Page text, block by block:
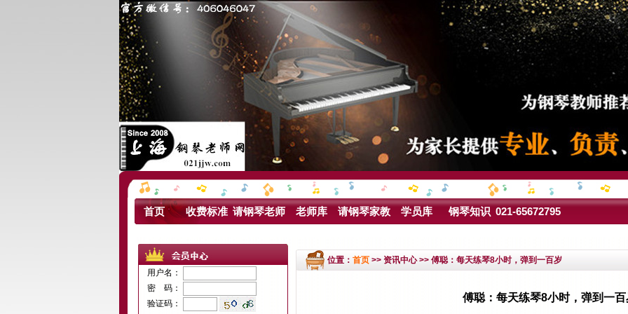
首页 收费标准 请钢琴老师 老师库 请钢琴家教 学员库 钢琴知识 021-65672795
用户名：
密 码：
验证码：
位置： 首页 >> 资讯中心 >> 傅聪：每天练琴8小时，弹到一百岁
傅聪：每天练琴8小时，弹到一百